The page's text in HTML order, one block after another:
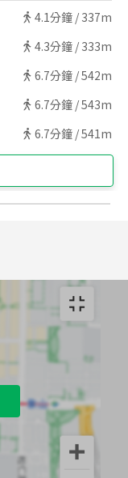
4.1分鐘 / 337m
4.3分鐘 / 333m
6.7分鐘 /542m
6.7分鐘 /543m
6.7分鐘 /541m